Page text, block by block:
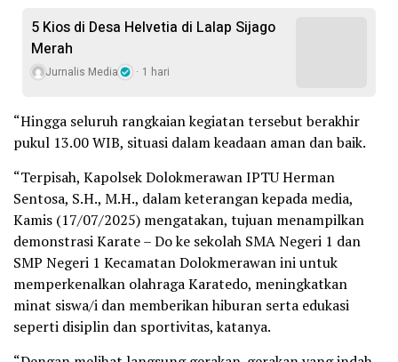
5 Kios di Desa Helvetia di Lalap Sijago
Merah
Jurnalis Media 1 hari
“Hingga seluruh rangkaian kegiatan tersebut berakhir
pukul 13.00 WIB, situasi dalam keadaan aman dan baik.
“Terpisah, Kapolsek Dolokmerawan IPTU Herman
Sentosa, S.H., M.H., dalam keterangan kepada media,
Kamis (17/07/2025) mengatakan, tujuan menampilkan
demonstrasi Karate – Do ke sekolah SMA Negeri 1 dan
SMP Negeri 1 Kecamatan Dolokmerawan ini untuk
memperkenalkan olahraga Karatedo, meningkatkan
minat siswa/i dan memberikan hiburan serta edukasi
seperti disiplin dan sportivitas, katanya.